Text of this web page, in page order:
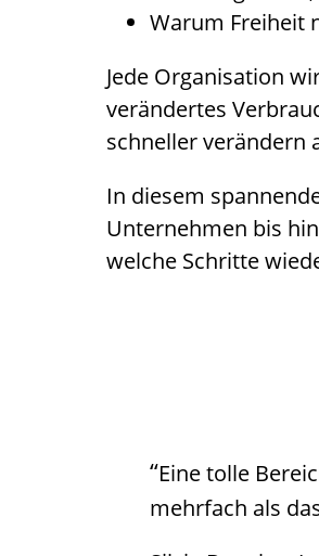
Warum Freiheit
Jede Organisation
verändertes
schneller verändern
In diesem
Unternehmen bis
welche Schritte
“Eine tolle
mehrfach als